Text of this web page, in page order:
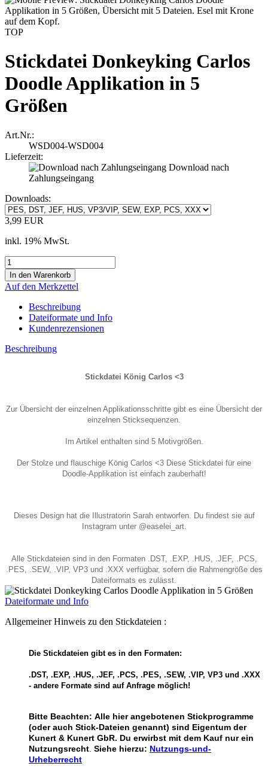
TOP
Stickdatei Donkeyking Carlos
Doodle Applikation in 5
Größen
Art.Nr.:
WSD004-WSD004
Lieferzeit:
Download nach
Zahlungseingang
Downloads:
3,99 EUR
inkl. 19% MwSt.
Auf den Merkzettel
Beschreibung
Dateiformate und Info
Kundenrezensionen
Beschreibung
Stickdatei König Carlos <3
Zur Übersicht der einzelnen Applikationsschritte gibt es eine Übersicht der
einzelnen Sticksequenzen.
Im Artikel enthalten sind 5 Motivgrößen.
Der Stolze und flauschige König Carlos <3 Diese Stickdatei für eine
Doodle-Applikation ist einfach zauberhaft!
Dieses Design hat die Illustratorin Sarah entworfen. Du findest sie auf
Instagram unter @easelei_art.
Alle Stickdateien sind in den Formaten .DST, .EXP, .HUS, .JEF, .PCS,
.PES, .SEW, .VIP, VP3 und .XXX verfügbar, sofern die Rahmengröße des
Dateiformats es zulässt.
Dateiformate und Info
Allgemeiner Hinweis zu den Stickdateien :
Die Stickdateien gibt es in den Formaten:
.DST, .EXP, .HUS, .JEF, .PCS, .PES, .SEW, .VIP, VP3 und .XXX
- andere Formate sind auf Anfrage möglich!
Bitte Beachten: Alle hier angebotenen Stickprogramme
(oder auch Stick-Dateien genannt) sind Eigentum der
Kunert & Kunert GbR. Du erwirbst mit dem Kauf nur ein
Nutzungsrecht Siehe hierzu: Nutzungs-und-
Urheberrecht